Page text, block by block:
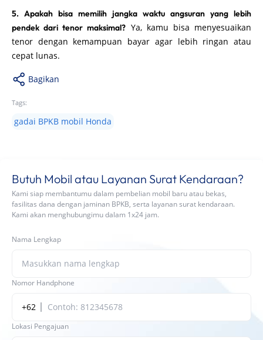
5. Apakah bisa memilih jangka waktu angsuran yang lebih
pendek dari tenor maksimal? Ya, kamu bisa menyesuaikan
tenor dengan kemampuan bayar agar lebih ringan atau
cepat lunas.
Bagikan
Tags:
gadai BPKB mobil Honda
Butuh Mobil atau Layanan Surat Kendaraan?
Kami siap membantumu dalam pembelian mobil baru atau bekas,
fasilitas dana dengan jaminan BPKB, serta layanan surat kendaraan.
Kami akan menghubungimu dalam 1x24 jam.
Nama Lengkap
Nomor Handphone
+62
Lokasi Pengajuan